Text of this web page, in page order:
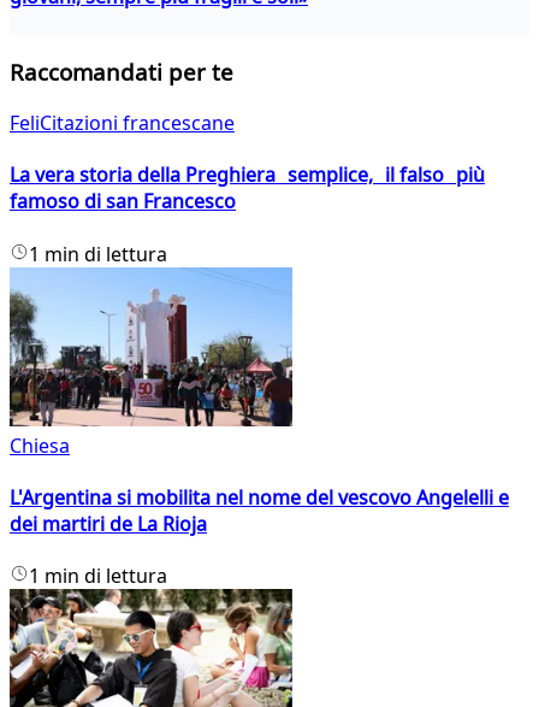
Raccomandati per te
FeliCitazioni francescane
La vera storia della Preghiera semplice, il falso più
famoso di san Francesco
1 min di lettura
Chiesa
L'Argentina si mobilita nel nome del vescovo Angelelli e
dei martiri de La Rioja
1 min di lettura